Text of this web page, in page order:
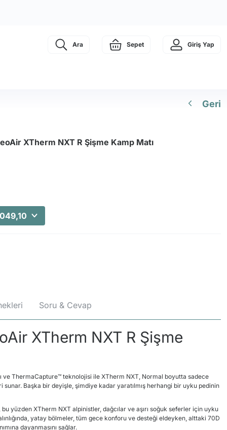
Ara Sepet Giriş Yap
Geri
XTherm NXT R Şişme Kamp Matı
Soru & Cevap
XTherm NXT R Şişme
ve ThermaCapture™ teknolojisi ile XTherm NXT, Normal boyutta sadece
sunar. Başka bir deyişle, şimdiye kadar yaratılmış herhangi bir uyku pedinin
yüzden XTherm NXT alpinistler, dağcılar ve aşırı soğuk seferler için uyku
yatay bölmeler, tüm gece konforu ve desteği eldeyken, alttaki 70D
dayanmasını sağlar.